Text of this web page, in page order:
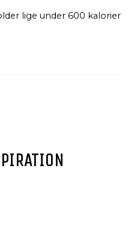
lige under 600 kalorier